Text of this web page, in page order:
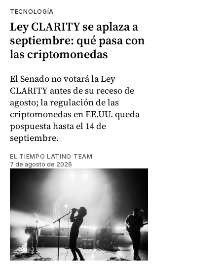
TECNOLOGÍA
Ley CLARITY se aplaza a
septiembre: qué pasa con
las criptomonedas
El Senado no votará la Ley
CLARITY antes de su receso de
agosto; la regulación de las
criptomonedas en EE.UU. queda
pospuesta hasta el 14 de
septiembre.
EL TIEMPO LATINO TEAM
7 de agosto de 2026